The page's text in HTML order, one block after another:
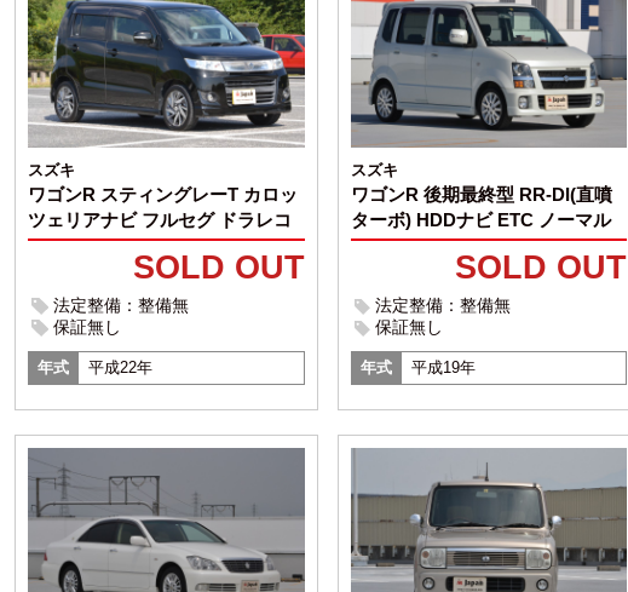
スズキ
ワゴンR スティングレーT カロッ
ツェリアナビ フルセグ ドラレコ
SOLD OUT
法定整備：整備無
保証無し
年式 平成22年
スズキ
ワゴンR 後期最終型 RR-DI(直噴
ターボ) HDDナビ ETC ノーマル
SOLD OUT
法定整備：整備無
保証無し
年式 平成19年